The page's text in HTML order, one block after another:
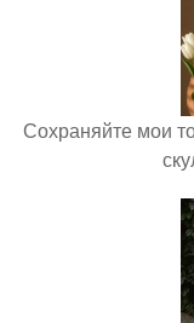
Сохраняйте мои